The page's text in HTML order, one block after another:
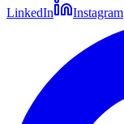
LinkedIn Instagram